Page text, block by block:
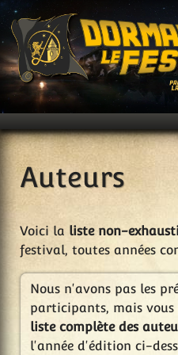
Auteurs
Voici la liste non-
festival, toutes années
Nous n'avons pas les
participants, mais
liste complète des
l'année d'édition ci-